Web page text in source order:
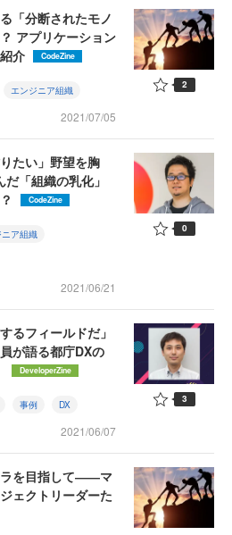
「分断されたモノ
アプリケーション
介
CodeZine
エンジニア組織
2021/07/05
2
たい」野望を胸
「組織の乳化」
CodeZine
ア組織
2021/06/21
0
るフィールドだ」
が語る都庁DXの
DeveloperZine
事例 DX
2021/06/07
3
ラを目指して――マ
ェクトリーダーた